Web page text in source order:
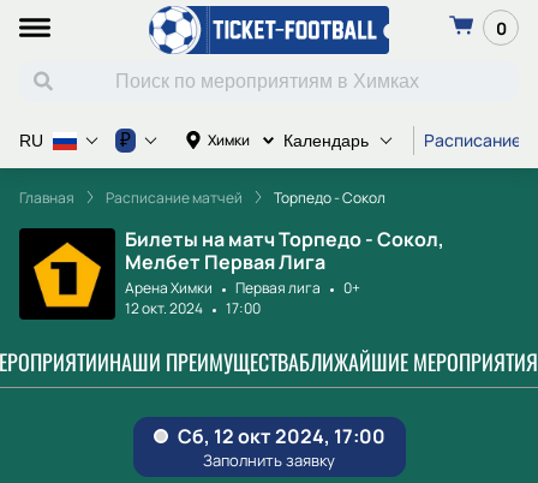
0
Химки Календарь Расписание
RU ₽
Главная Расписание матчей Торпедо - Сокол
Билеты на матч Торпедо - Сокол,
Мелбет Первая Лига
Арена Химки Первая лига
0+
12 окт. 2024
17:00
НАШИ ПРЕИМУЩЕСТВАБЛИЖАЙШИЕ МЕРОПРИЯТИЯ